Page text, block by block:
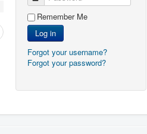
Remember Me
Log in
Forgot your username?
Forgot your password?